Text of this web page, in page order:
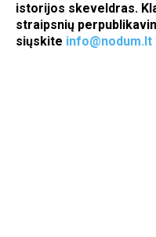
istorijos skeveldras.
straipsnių
siųskite info@nodum.lt